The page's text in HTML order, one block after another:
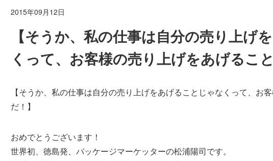
2015年09月12日
【そうか、私の仕事は自分の売り上げ
くって、お客様の売り上げをあげるこ
【そうか、私の仕事は自分の売り上げをあげることじゃなくって、お
だ！】
おめでとうございます！
世界初、徳島発、パッケージマーケッターの松浦陽司です。